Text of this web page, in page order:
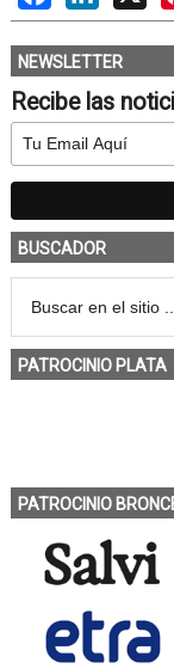
NEWSLETTER
Recibe las
BUSCADOR
PATROCINIO PLATA
PATROCINIO